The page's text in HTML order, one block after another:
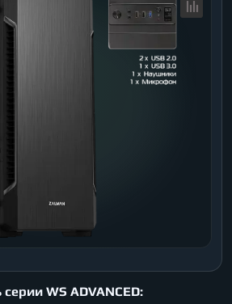
WS ADVANCED: